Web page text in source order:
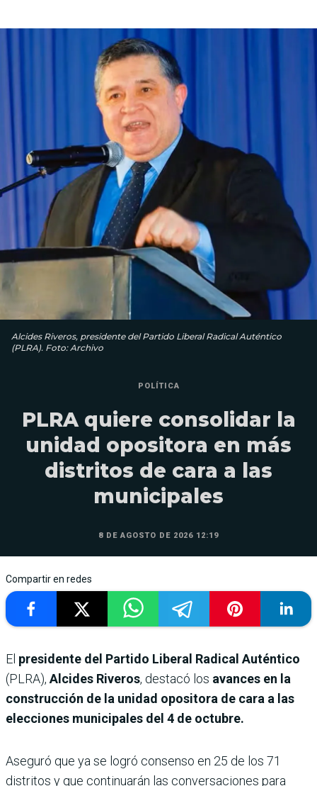
Alcides Riveros, presidente del Partido Liberal Radical Auténtico
(PLRA). Foto: Archivo
POLÍTICA
PLRA quiere consolidar la
unidad opositora en más
distritos de cara a las
municipales
8 DE AGOSTO DE 2026 12:19
Compartir en redes
El presidente del Partido Liberal Radical Auténtico
(PLRA), Alcides Riveros, destacó los avances en la
construcción de la unidad opositora de cara a las
elecciones municipales del 4 de octubre.
Aseguró que ya se logró consenso en 25 de los 71
distritos y que continuarán las conversaciones para